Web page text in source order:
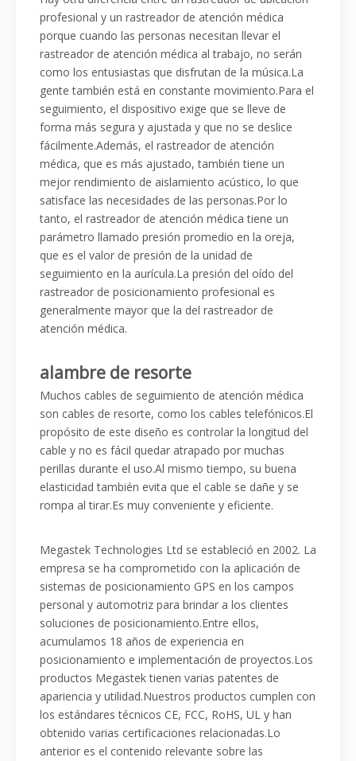
profesional y un rastreador de atención médica
porque cuando las personas necesitan llevar el
rastreador de atención médica al trabajo, no serán
como los entusiastas que disfrutan de la música.La
gente también está en constante movimiento.Para el
seguimiento, el dispositivo exige que se lleve de
forma más segura y ajustada y que no se deslice
fácilmente.Además, el rastreador de atención
médica, que es más ajustado, también tiene un
mejor rendimiento de aislamiento acústico, lo que
satisface las necesidades de las personas.Por lo
tanto, el rastreador de atención médica tiene un
parámetro llamado presión promedio en la oreja,
que es el valor de presión de la unidad de
seguimiento en la aurícula.La presión del oído del
rastreador de posicionamiento profesional es
generalmente mayor que la del rastreador de
atención médica.
alambre de resorte
Muchos cables de seguimiento de atención médica
son cables de resorte, como los cables telefónicos.El
propósito de este diseño es controlar la longitud del
cable y no es fácil quedar atrapado por muchas
perillas durante el uso.Al mismo tiempo, su buena
elasticidad también evita que el cable se dañe y se
rompa al tirar.Es muy conveniente y eficiente.
Megastek Technologies Ltd se estableció en 2002. La
empresa se ha comprometido con la aplicación de
sistemas de posicionamiento GPS en los campos
personal y automotriz para brindar a los clientes
soluciones de posicionamiento.Entre ellos,
acumulamos 18 años de experiencia en
posicionamiento e implementación de proyectos.Los
productos Megastek tienen varias patentes de
apariencia y utilidad.Nuestros productos cumplen con
los estándares técnicos CE, FCC, RoHS, UL y han
obtenido varias certificaciones relacionadas.Lo
anterior es el contenido relevante sobre las